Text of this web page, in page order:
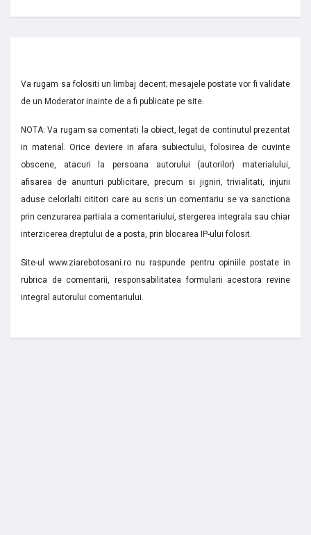
Va rugam sa folositi un limbaj decent; mesajele postate vor fi validate
de un Moderator inainte de a fi publicate pe site.
NOTA: Va rugam sa comentati la obiect, legat de continutul prezentat
in material. Orice deviere in afara subiectului, folosirea de cuvinte
obscene, atacuri la persoana autorului (autorilor) materialului,
afisarea de anunturi publicitare, precum si jigniri, trivialitati, injurii
aduse celorlalti cititori care au scris un comentariu se va sanctiona
prin cenzurarea partiala a comentariului, stergerea integrala sau chiar
interzicerea dreptului de a posta, prin blocarea IP-ului folosit.
Site-ul www.ziarebotosani.ro nu raspunde pentru opiniile postate in
rubrica de comentarii, responsabilitatea formularii acestora revine
integral autorului comentariului.